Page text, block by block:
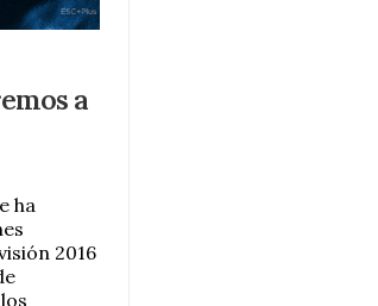
a
ha
2016